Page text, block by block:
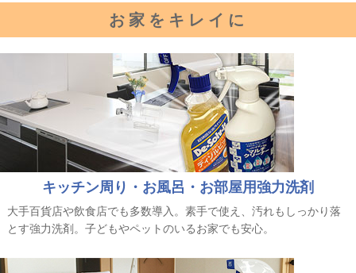
お家をキレイに
キッチン周り・お風呂・お部屋用強力洗剤
大手百貨店や飲食店でも多数導入。素手で使え、汚れもしっかり落
とす強力洗剤。子どもやペットのいるお家でも安心。